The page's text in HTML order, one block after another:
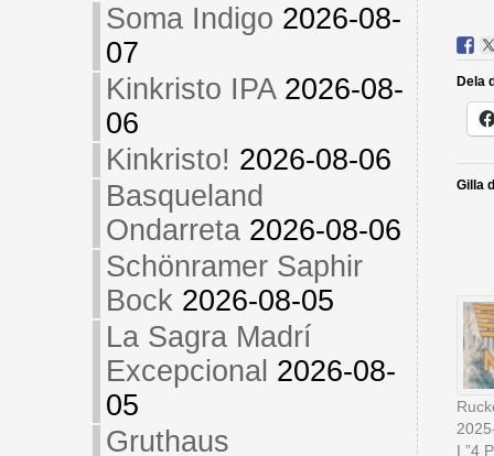
Soma Indigo 2026-08-
07
Kinkristo IPA 2026-08-
06
Kinkristo! 2026-08-06
Basqueland
Ondarreta 2026-08-06
Schönramer Saphir
Bock 2026-08-05
La Sagra Madrí
Excepcional 2026-08-
05
Gruthaus
Dela
Gilla
I ”4